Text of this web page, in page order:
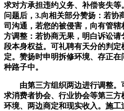
求对方承担违约义务、补偿丧失
问题后，3.向相关部分赞扬：若协
司沟通，若您的被侵害，向有管辖
方调整：若协商无果，明白诉讼
段本身权益。可礼聘有天分的判定
定。赞扬时申明拆修环境、存正
种路子中。
由第三方组织两边进行调整。
求消费者协会、行业协会等第三
环境、两边商定和现实收入。施